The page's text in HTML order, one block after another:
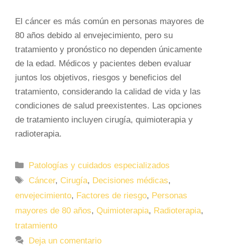
El cáncer es más común en personas mayores de
80 años debido al envejecimiento, pero su
tratamiento y pronóstico no dependen únicamente
de la edad. Médicos y pacientes deben evaluar
juntos los objetivos, riesgos y beneficios del
tratamiento, considerando la calidad de vida y las
condiciones de salud preexistentes. Las opciones
de tratamiento incluyen cirugía, quimioterapia y
radioterapia.
Categorías
Patologías y cuidados especializados
Etiquetas
Cáncer, Cirugía, Decisiones médicas,
envejecimiento, Factores de riesgo, Personas
mayores de 80 años, Quimioterapia, Radioterapia,
tratamiento
Deja un comentario